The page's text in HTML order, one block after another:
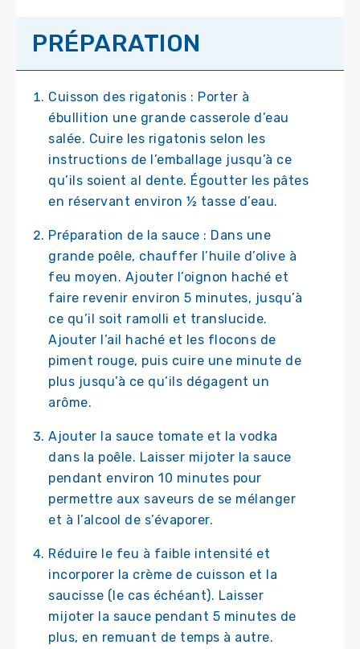
PRÉPARATION
Cuisson des rigatonis : Porter à
ébullition une grande casserole d’eau
salée. Cuire les rigatonis selon les
instructions de l’emballage jusqu’à ce
qu’ils soient al dente. Égoutter les pâtes
en réservant environ ½ tasse d’eau.
Préparation de la sauce : Dans une
grande poêle, chauffer l’huile d’olive à
feu moyen. Ajouter l’oignon haché et
faire revenir environ 5 minutes, jusqu’à
ce qu’il soit ramolli et translucide.
Ajouter l’ail haché et les flocons de
piment rouge, puis cuire une minute de
plus jusqu’à ce qu’ils dégagent un
arôme.
Ajouter la sauce tomate et la vodka
dans la poêle. Laisser mijoter la sauce
pendant environ 10 minutes pour
permettre aux saveurs de se mélanger
et à l’alcool de s’évaporer.
Réduire le feu à faible intensité et
incorporer la crème de cuisson et la
saucisse (le cas échéant). Laisser
mijoter la sauce pendant 5 minutes de
plus, en remuant de temps à autre.